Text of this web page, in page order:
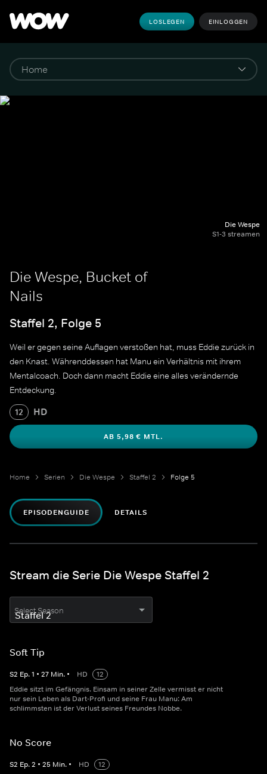
LOSLEGEN EINLOGGEN
Die Wespe
S1-3 streamen
Die Wespe, Bucket of
Nails
Staffel 2, Folge 5
Weil er gegen seine Auflagen verstoßen hat, muss Eddie zurück in
den Knast. Währenddessen hat Manu ein Verhältnis mit ihrem
Mentalcoach. Doch dann macht Eddie eine alles verändernde
Entdeckung.
12 HD
AB 5,98 € MTL.
Home Serien Die Wespe Staffel 2 Folge 5
EPISODENGUIDE DETAILS
Stream die Serie Die Wespe Staffel 2
Select Season
Soft Tip
S2 Ep.1 • 27 Min. • HD
12
Eddie sitzt im Gefängnis. Einsam in seiner Zelle vermisst er nicht
nur sein Leben als Dart-Profi und seine Frau Manu: Am
schlimmsten ist der Verlust seines Freundes Nobbe.
No Score
S2 Ep.2 • 25 Min. • HD
12